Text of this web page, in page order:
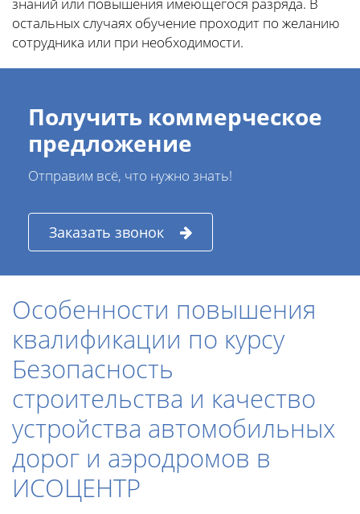
знаний или повышения имеющегося разряда. В
остальных случаях обучение проходит по желанию
сотрудника или при необходимости.
Получить коммерческое
предложение
Отправим всё, что нужно знать!
Заказать звонок
Особенности повышения
квалификации по курсу
Безопасность
строительства и качество
устройства автомобильных
дорог и аэродромов в
ИСОЦЕНТР